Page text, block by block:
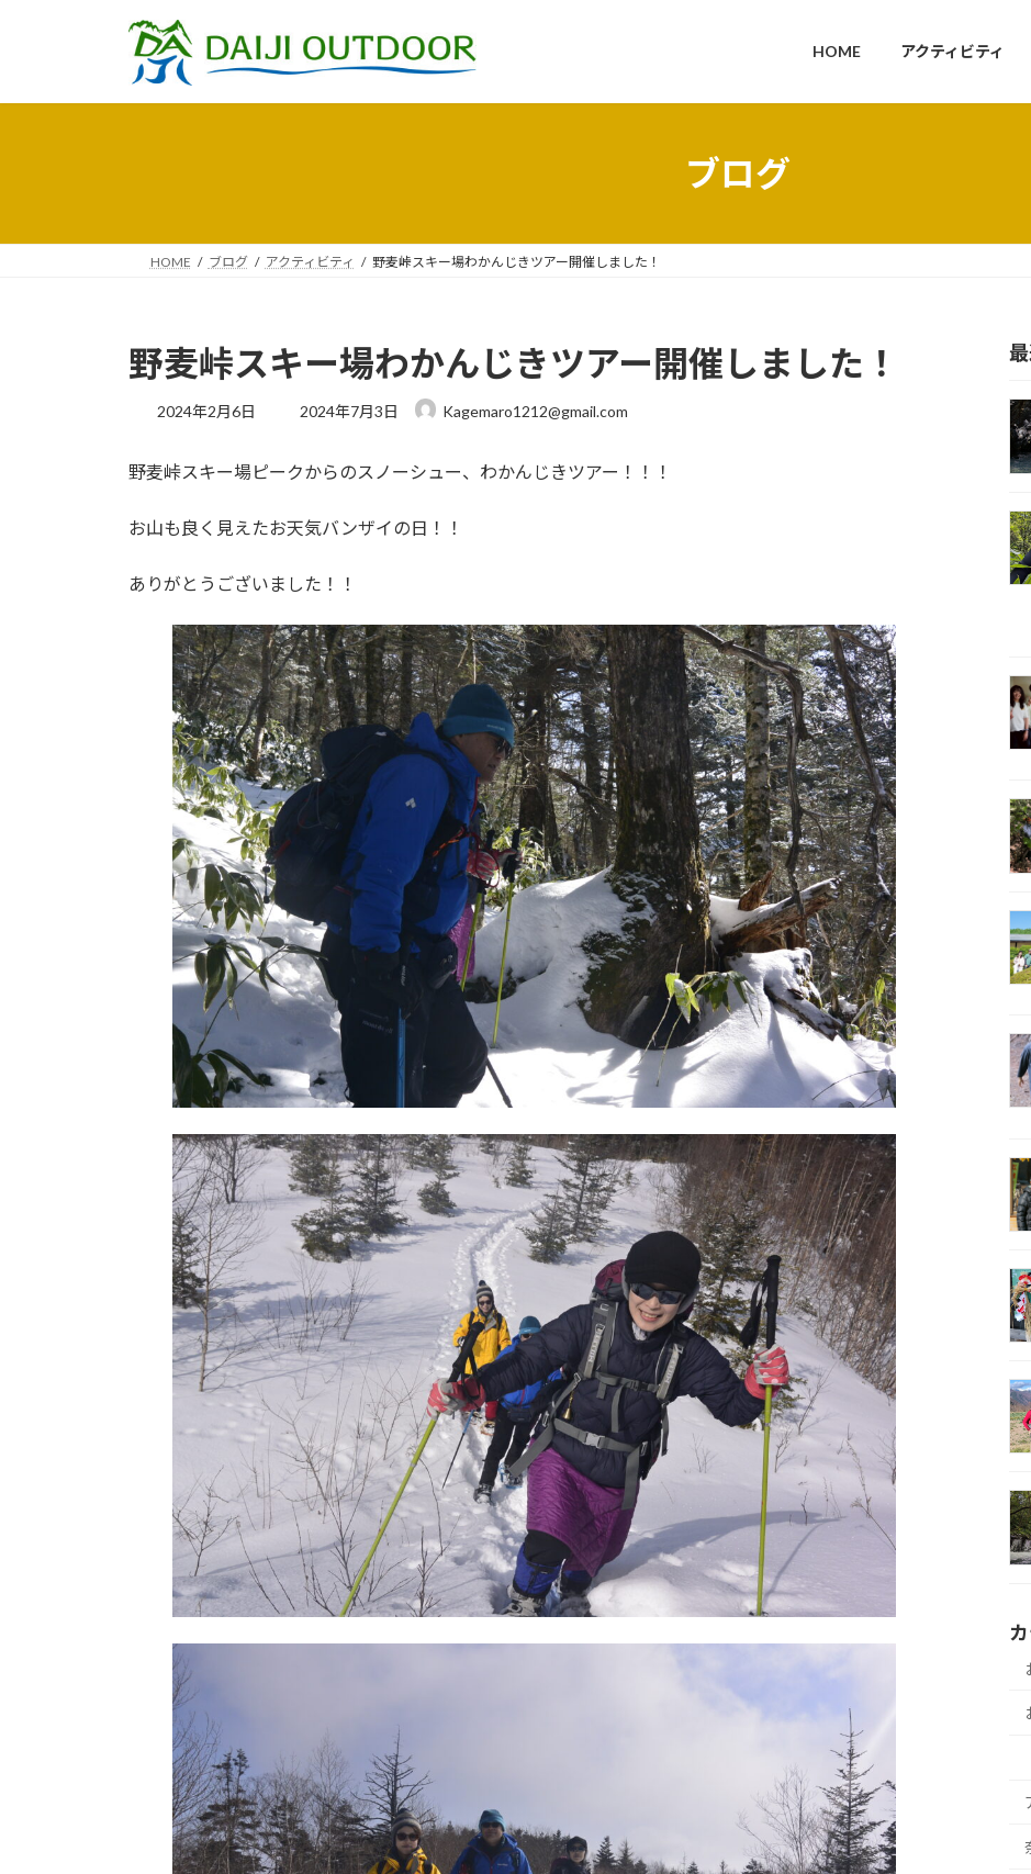
プ
動
HOME アクティビティ
ブログ
HOME ブログ アクティビティ 野麦峠スキー場わかんじきツアー開催しました！
野麦峠スキー場わかんじきツアー開催しました！
2024年2月6日
最
新
時
:
2024年7月3日 Kagemaro1212@gmail.com
野麦峠スキー場ピークからのスノーシュー、わかんじきツアー！！！
お山も良く見えたお天気バンザイの日！！
ありがとうございました！！